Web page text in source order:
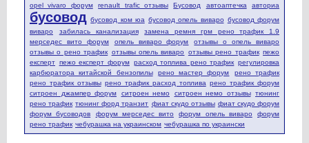
opel vivaro форум
renault trafic отзывы Бусовод автоаптечка авториа
бусовод бусовод ком юа бусовод опель виваро бусовод форум
виваро
забилась канализация
замена ремня грм рено трафик 1.9
мерседес вито форум
опель виваро форум
отзывы о опель виваро
отзывы о рено трафик отзывы опель виваро отзывы рено трафик пежо
експерт пежо експерт форум расход топлива рено трафик регулировка
карбюратора китайской бензопилы
рено мастер форум
рено трафик
рено трафик отзывы рено трафик расход топлива рено трафик форум
ситроен джампер форум
ситроен немо ситроен немо отзывы тюнинг
рено трафик тюнинг форд транзит фиат скудо отзывы фиат скудо форум
форум бусоводов
форум мерседес вито форум опель виваро
форум
рено трафик чебурашка на украинском чебурашка по украински